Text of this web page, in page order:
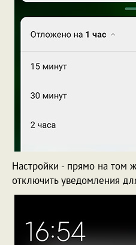
Настройки - прямо на том
отключить уведомления